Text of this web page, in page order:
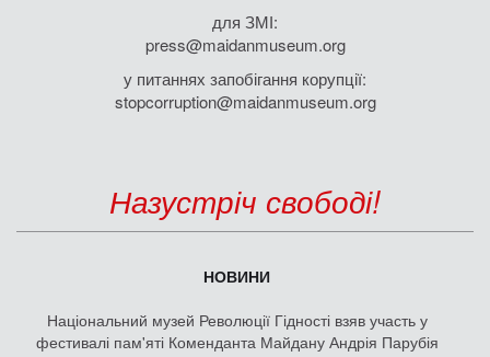
для ЗМІ:
press@maidanmuseum.org
у питаннях запобігання корупції:
stopcorruption@maidanmuseum.org
Назустріч свободі!
НОВИНИ
Національний музей Революції Гідності взяв участь у
фестивалі пам'яті Коменданта Майдану Андрія Парубія